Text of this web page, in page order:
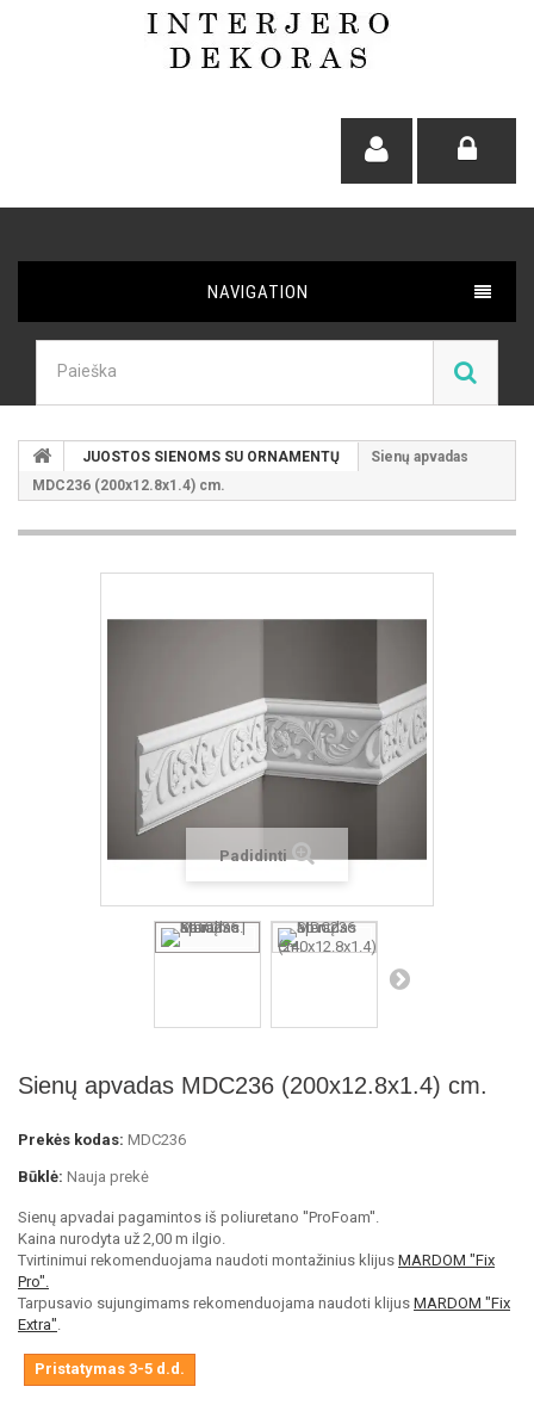
NAVIGATION
JUOSTOS SIENOMS SU ORNAMENTŲ
Sienų apvadas
MDC236 (200x12.8x1.4) cm.
Padidinti
Sienų apvadas MDC236 (200x12.8x1.4) cm.
Prekės kodas: MDC236
Būklė: Nauja prekė
Sienų apvadai pagamintos iš poliuretano ''ProFoam''.
Kaina nurodyta už 2,00 m ilgio.
Tvirtinimui rekomenduojama naudoti montažinius klijus MARDOM "Fix
Pro".
Tarpusavio sujungimams rekomenduojama naudoti klijus MARDOM "Fix
Extra".
Pristatymas 3-5 d.d.